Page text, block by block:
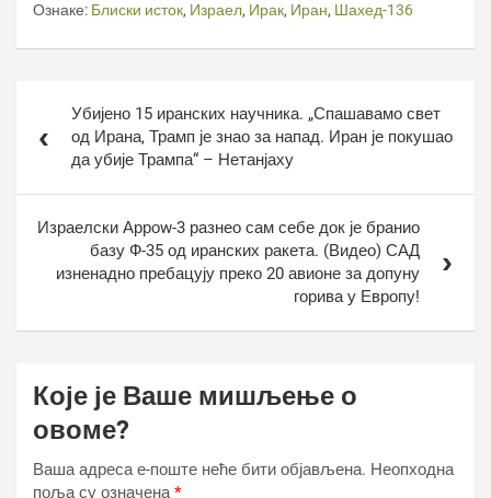
Ознаке: Блиски исток, Израел, Ирак, Иран, Шахед-136
чланкаУбијено 15 иранских научника. „Спашавамо свет
од Ирана, Трамп је знао за напад. Иран је покушао
да убије Трампа“ – Нетанјаху
Израелски Арроw-3 разнео сам себе док је бранио
базу Ф-35 од иранских ракета. (Видео) САД
изненадно пребацују преко 20 авионе за допуну
горива у Европу!
Које је Ваше мишљење о
овоме?
Ваша адреса е-поште неће бити објављена. Неопходна
поља су означена*